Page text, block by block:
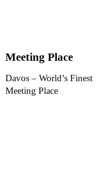
Meeting Place
Davos – World’s Finest
Meeting Place